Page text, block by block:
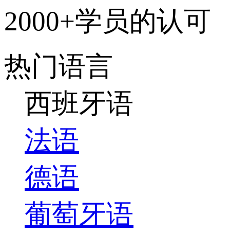
2000+学员的认可
热门语言
西班牙语
法语
德语
葡萄牙语